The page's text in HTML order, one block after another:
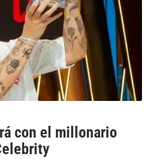
con el millonario